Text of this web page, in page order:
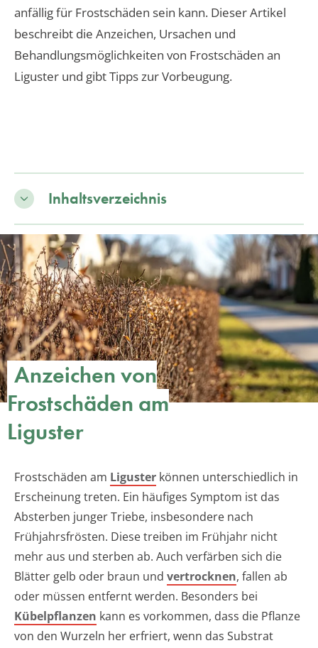
anfällig für Frostschäden sein kann. Dieser Artikel
beschreibt die Anzeichen, Ursachen und
Behandlungsmöglichkeiten von Frostschäden an
Liguster und gibt Tipps zur Vorbeugung.
Inhaltsverzeichnis
Anzeichen von
Frostschäden am
Liguster
Frostschäden am Liguster können unterschiedlich in
Erscheinung treten. Ein häufiges Symptom ist das
Absterben junger Triebe, insbesondere nach
Frühjahrsfrösten. Diese treiben im Frühjahr nicht
mehr aus und sterben ab. Auch verfärben sich die
Blätter gelb oder braun und vertrocknen, fallen ab
oder müssen entfernt werden. Besonders bei
Kübelpflanzen kann es vorkommen, dass die Pflanze
von den Wurzeln her erfriert, wenn das Substrat